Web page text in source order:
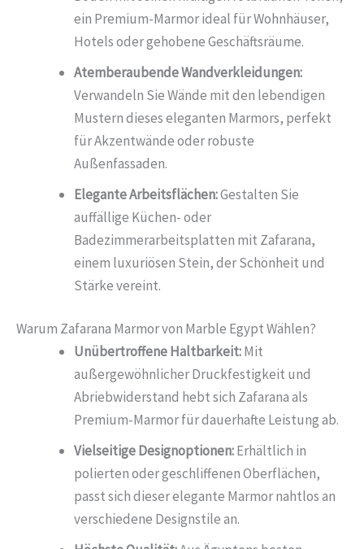
ein Premium-Marmor ideal für Wohnhäuser,
Hotels oder gehobene Geschäftsräume.
Atemberaubende Wandverkleidungen:
Verwandeln Sie Wände mit den lebendigen
Mustern dieses eleganten Marmors, perfekt
für Akzentwände oder robuste
Außenfassaden.
Elegante Arbeitsflächen:Gestalten Sie
auffällige Küchen- oder
Badezimmerarbeitsplatten mit Zafarana,
einem luxuriösen Stein, der Schönheit und
Stärke vereint.
Warum Zafarana Marmor von Marble Egypt Wählen?
Unübertroffene Haltbarkeit:Mit
außergewöhnlicher Druckfestigkeit und
Abriebwiderstand hebt sich Zafarana als
Premium-Marmor für dauerhafte Leistung ab.
Vielseitige Designoptionen:Erhältlich in
polierten oder geschliffenen Oberflächen,
passt sich dieser elegante Marmor nahtlos an
verschiedene Designstile an.